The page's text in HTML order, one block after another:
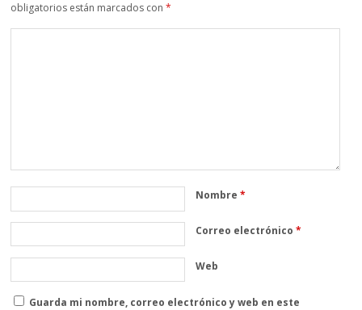
obligatorios están marcados con*
Nombre*
Correo electrónico*
Web
Guarda mi nombre, correo electrónico y web en este